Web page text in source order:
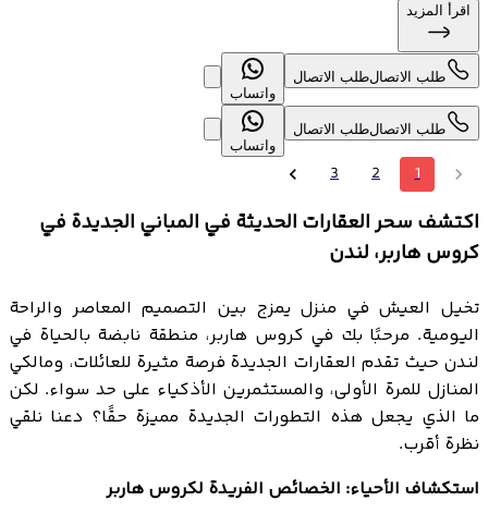
اقرأ المزيد
طلب الاتصالطلب الاتصال
واتساب
طلب الاتصالطلب الاتصال
واتساب
1
2
3
اكتشف سحر العقارات الحديثة في المباني الجديدة في
كروس هاربر، لندن
تخيل العيش في منزل يمزج بين التصميم المعاصر والراحة
اليومية. مرحبًا بك في كروس هاربر، منطقة نابضة بالحياة في
لندن حيث تقدم العقارات الجديدة فرصة مثيرة للعائلات، ومالكي
المنازل للمرة الأولى، والمستثمرين الأذكياء على حد سواء. لكن
ما الذي يجعل هذه التطورات الجديدة مميزة حقًا؟ دعنا نلقي
نظرة أقرب.
استكشاف الأحياء: الخصائص الفريدة لكروس هاربر